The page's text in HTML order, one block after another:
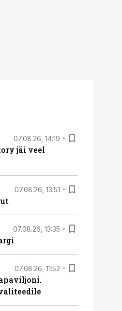
07.08.26, 14:19
jäi veel
07.08.26, 13:51
07.08.26, 13:35
07.08.26, 11:52